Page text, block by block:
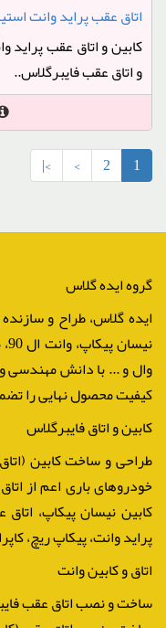
اتاق عقب پراید وانت
کابین و اتاق عقب
و اتاق عقب فایبرگلاس..
1
2
>
>|
گروه ایده گلاس
ایده گلاس، طراح و
وال و ... با دانش مهندسی
کیفیت محصول نهایی را
کابین و اتاق فایبرگلاس
طراحی و ساخت کابین
خودروهای باری اعم از
پراید وانت، پیکاپ ریچ،
اتاق و کابین وانت
ساخت و نصب اتاق عقب